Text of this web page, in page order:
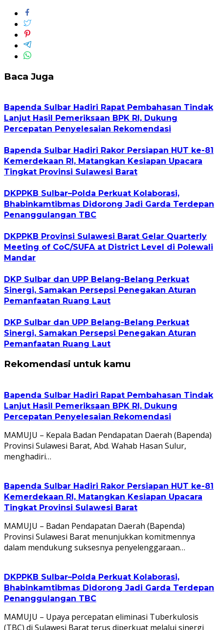
Baca Juga
Bapenda Sulbar Hadiri Rapat Pembahasan Tindak
Lanjut Hasil Pemeriksaan BPK RI, Dukung
Percepatan Penyelesaian Rekomendasi
Bapenda Sulbar Hadiri Rakor Persiapan HUT ke-81
Kemerdekaan RI, Matangkan Kesiapan Upacara
Tingkat Provinsi Sulawesi Barat
DKPPKB Sulbar–Polda Perkuat Kolaborasi,
Bhabinkamtibmas Didorong Jadi Garda Terdepan
Penanggulangan TBC
DKPPKB Provinsi Sulawesi Barat Gelar Quarterly
Meeting of CoC/SUFA at District Level di Polewali
Mandar
DKP Sulbar dan UPP Belang-Belang Perkuat
Sinergi, Samakan Persepsi Penegakan Aturan
Pemanfaatan Ruang Laut
DKP Sulbar dan UPP Belang-Belang Perkuat
Sinergi, Samakan Persepsi Penegakan Aturan
Pemanfaatan Ruang Laut
Rekomendasi untuk kamu
Bapenda Sulbar Hadiri Rapat Pembahasan Tindak
Lanjut Hasil Pemeriksaan BPK RI, Dukung
Percepatan Penyelesaian Rekomendasi
MAMUJU – Kepala Badan Pendapatan Daerah (Bapenda)
Provinsi Sulawesi Barat, Abd. Wahab Hasan Sulur,
menghadiri…
Bapenda Sulbar Hadiri Rakor Persiapan HUT ke-81
Kemerdekaan RI, Matangkan Kesiapan Upacara
Tingkat Provinsi Sulawesi Barat
MAMUJU – Badan Pendapatan Daerah (Bapenda)
Provinsi Sulawesi Barat menunjukkan komitmennya
dalam mendukung suksesnya penyelenggaraan…
DKPPKB Sulbar–Polda Perkuat Kolaborasi,
Bhabinkamtibmas Didorong Jadi Garda Terdepan
Penanggulangan TBC
MAMUJU – Upaya percepatan eliminasi Tuberkulosis
(TBC) di Sulawesi Barat terus diperkuat melalui sinergi